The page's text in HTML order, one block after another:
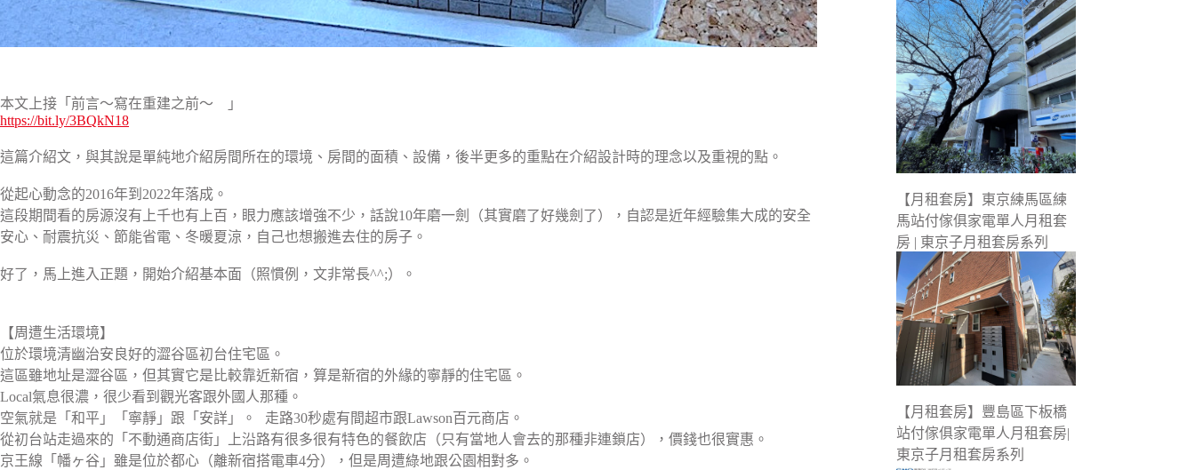
本文上接「前言〜寫在重建之前〜 」
https://bit.ly/3BQkN18
這篇介紹文，與其說是單純地介紹房間所在的環境、房間的面積、設備，後半更多的重點在介紹設計時的理念以及重視的點。
從起心動念的2016年到2022年落成。
這段期間看的房源沒有上千也有上百，眼力應該增強不少，話說10年磨一劍（其實磨了好幾劍了），自認是近年經驗集大成的安全
安心、耐震抗災、節能省電、冬暖夏涼，自己也想搬進去住的房子。
好了，馬上進入正題，開始介紹基本面（照慣例，文非常長^^;）。
【周遭生活環境】
位於環境清幽治安良好的澀谷區初台住宅區。
這區雖地址是澀谷區，但其實它是比較靠近新宿，算是新宿的外緣的寧靜的住宅區。
Local氣息很濃，很少看到觀光客跟外國人那種。
空氣就是「和平」「寧靜」跟「安詳」。 走路30秒處有間超市跟Lawson百元商店。
從初台站走過來的「不動通商店街」上沿路有很多很有特色的餐飲店（只有當地人會去的那種非連鎖店），價錢也很實惠。
京王線「幡ヶ谷」雖是位於都心（離新宿搭電車4分），但是周遭綠地跟公園相對多。
【月租套房】東京練馬區練
馬站付傢俱家電單人月租套
房 | 東京子月租套房系列
【月租套房】豐島區下板橋
站付傢俱家電單人月租套房|
東京子月租套房系列